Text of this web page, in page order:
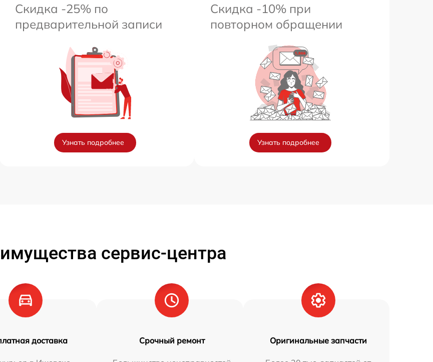
Скидка -25% по
предварительной записи
Узнать подробнее
Скидка -10% при
повторном обращении
Узнать подробнее
сервис-центра
доставка Срочный ремонт Оригинальные запчасти